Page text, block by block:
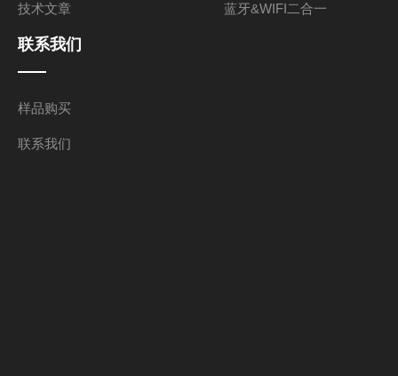
技术文章 蓝牙&WIFI二合一
联系我们
样品购买
联系我们